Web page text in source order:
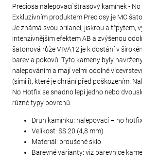
Preciosa nalepovací štrasový kamínek -
Exkluzivním produktem Preciosy je MC
Je známá svou brilancí, jiskrou a třpytem,
intenzivnějším efektem AB a zvýšenou
šatonová růže VIVA12 je k dostání v
barev a pokovů. Tyto kameny byly
nalepováním a mají velmi odolné
(simili), které je chrání před poškozením.
No Hotfix se snadno lepí jedno nebo
různé typy povrchů.
Druh kamínku: nalepovací – no
Velikost: SS 20 (4,8 mm)
Materiál: broušené sklo
Barevné varianty: viz barevnice
Kč